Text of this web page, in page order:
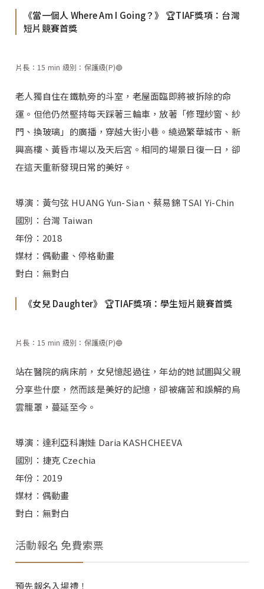
《當一個人 Where Am I Going？》 🏆TIAF獎項：台灣
短片競賽首獎
片長：15 min 級別：保護級(P)🔵
老人獨自住在鐵軌旁的斗室，老屋面臨即將被拆除的命
運。但他仍然堅持每天踩著三輪車，放著「修理紗窗、紗
門、換玻璃」的廣播，穿越大街小巷。繞過繁華城市、新
興高樓、黃昏市場以及天后宮。相同的場景日復一日，卻
在這天重新發現日常的美好。
導演：黃勻弦 HUANG Yun-Sian、蔡易錦 TSAI Yi-Chin
國別：台灣 Taiwan
年份：2018
媒材：偶動畫、停格動畫
對白：無對白
《女兒 Daughter》 🏆TIAF獎項：學生短片競賽首獎
片長：15 min 級別：保護級(P)🔵
站在醫院的病床前，女兒憶起過往，年幼的她試圖與父親
分享些什麼，然而該是美好的記憶，卻被痛苦和誤解的烏
雲籠罩，蔓延至今。
導演：達利亞科謝娃 Daria KASHCHEEVA
國別：捷克 Czechia
年份：2019
媒材：偶動畫
對白：無對白
活動報名 免費索票
預先報名入場禮！